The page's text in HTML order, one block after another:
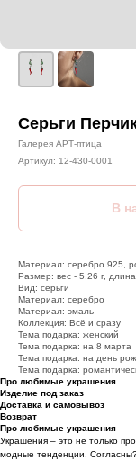
Серьги
Галерея АРТ-птица
Артикул: 12-430-0001
Материал: серебро 925,
Размер: вес - 5,26 г,
Вид: серьги
Материал: серебро
Материал: эмаль
Коллекция: Всё и сразу
Тема подарка: женский
Тема подарка: на 8 марта
Тема подарка: на день
Тема подарка:
Про любимые украшения
Изделие под заказ
Доставка и самовывоз
Возврат
Про любимые украшения
Украшения – это не только
модные тенденции.